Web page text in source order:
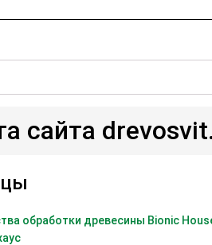
сайта
обработки древесины Bionic